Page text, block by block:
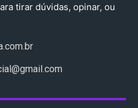
tirar dúvidas, opinar, ou